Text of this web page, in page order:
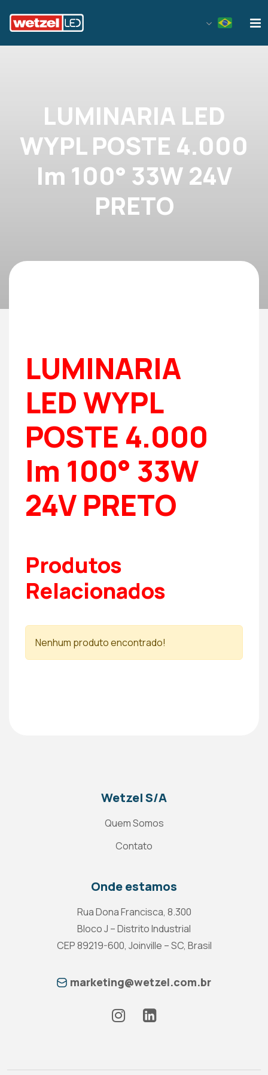
LUMINARIA LED
WYPL POSTE 4.000
lm 100° 33W 24V
PRETO
LUMINARIA
LED WYPL
POSTE 4.000
lm 100° 33W
24V PRETO
Produtos
Relacionados
Nenhum produto encontrado!
Wetzel S/A
Quem Somos
Contato
Onde estamos
Rua Dona Francisca, 8.300
Bloco J – Distrito Industrial
CEP 89219-600, Joinville – SC, Brasil
marketing@wetzel.com.br